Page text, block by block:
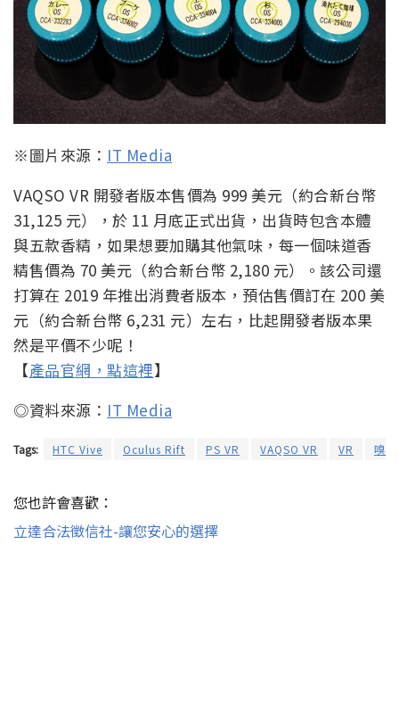
※圖片來源： IT Media
VAQSO VR 開發者版本售價為 999 美元（約合新台幣
31,125 元），於 11 月底正式出貨，出貨時包含本體
與五款香精，如果想要加購其他氣味，每一個味道香
精售價為 70 美元（約合新台幣 2,180 元）。該公司還
打算在 2019 年推出消費者版本，預估售價訂在 200 美
元（約合新台幣 6,231 元）左右，比起開發者版本果
然是平價不少呢！
【產品官網，點這裡】
◎資料來源： IT Media
Tags: HTC Vive Oculus Rift PS VR VAQSO VR VR 嗅覺
您也許會喜歡：
立達合法徵信社-讓您安心的選擇